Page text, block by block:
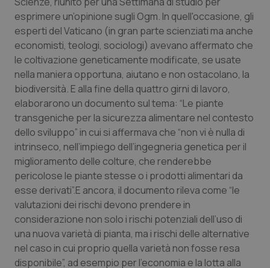
Emilia-Romagna
Friuli Venezia Giulia
Lazio
Liguria
Lombardia
Marche
Molise
Piemonte
Colesterolo & coronaropatie
Dermatite Atopica
Diabete & glucometri
Disturbi dell’umore
Dolore
Donna & Salute
Epatiti
HIV
esprimere un’opinione sugli Ogm. In quell'occasione, gli
esperti del Vaticano (in gran parte scienziati ma anche
economisti, teologi, sociologi) avevano affermato che
le coltivazione geneticamente modificate, se usate
nella maniera opportuna, aiutano e non ostacolano, la
biodiversità. E alla fine della quattro girni di lavoro,
elaborarono un documento sul tema: “Le piante
transgeniche per la sicurezza alimentare nel contesto
dello sviluppo” in cui si affermava che “non vi è nulla di
intrinseco, nell’impiego dell’ingegneria genetica per il
miglioramento delle colture, che renderebbe
pericolose le piante stesse o i prodotti alimentari da
esse derivati”.E ancora, il documento rileva come “le
valutazioni dei rischi devono prendere in
considerazione non solo i rischi potenziali dell’uso di
una nuova varietà di pianta, ma i rischi delle alternative
nel caso in cui proprio quella varietà non fosse resa
disponibile”, ad esempio per l'economia e la lotta alla